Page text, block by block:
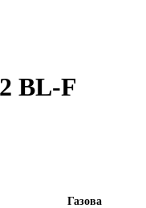
BL-F
Газова